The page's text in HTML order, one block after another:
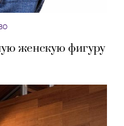
женскую фигуру